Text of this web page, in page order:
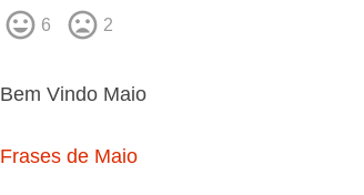
6 2
Bem Vindo Maio
Frases de Maio